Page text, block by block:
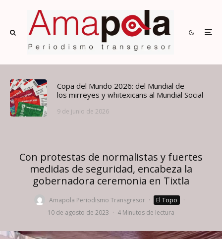
Copa del Mundo 2026: del Mundial de
los mirreyes y whitexicans al Mundial Social
9 de junio de 2026
Con protestas de normalistas y fuertes
medidas de seguridad, encabeza la
gobernadora ceremonia en Tixtla
Amapola Periodismo Transgresor · El Topo
·
10 de agosto de 2023 · 4 Minutos de lectura